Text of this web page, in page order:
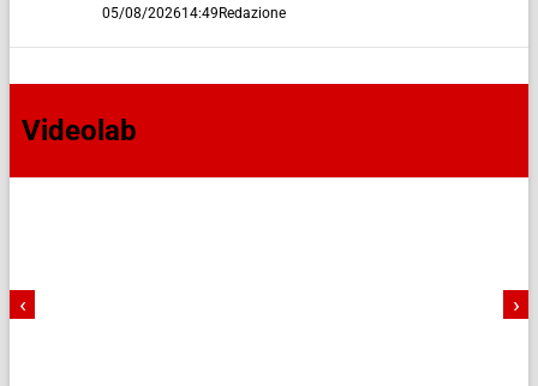
05/08/202614:49 Redazione
Videolab
‹ ›